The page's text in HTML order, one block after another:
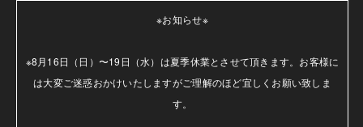
※お知らせ※
※8月16日（日）〜19日（水）は夏季休業とさせて頂きます。お客様に
は大変ご迷惑おかけいたしますがご理解のほど宜しくお願い致しま
す。